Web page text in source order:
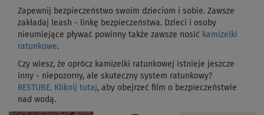
Zapewnij bezpieczeństwo swoim dzieciom i sobie. Zawsze
zakładaj leash - linkę bezpieczeństwa. Dzieci i osoby
nieumiejące pływać powinny także zawsze nosić kamizelki
ratunkowe.
Czy wiesz, że oprócz kamizelki ratunkowej istnieje jeszcze
inny - niepozorny, ale skuteczny system ratunkowy?
RESTUBE. Kliknij tutaj, aby obejrzeć film o bezpieczeństwie
nad wodą.